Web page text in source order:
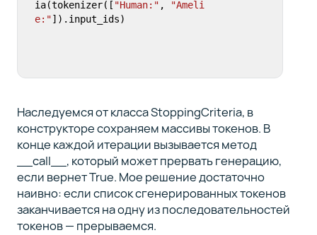
ia(tokenizer([ "Human:" ,
"Ameli
e:"]).input_ids)
Наследуемся от класса StoppingCriteria, в
конструкторе сохраняем массивы токенов. В
конце каждой итерации вызывается метод
__call__, который может прервать генерацию,
если вернет True. Мое решение достаточно
наивно: если список сгенерированных токенов
заканчивается на одну из последовательностей
токенов — прерываемся.